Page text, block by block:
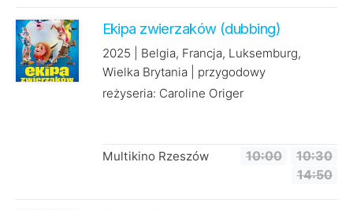
Ekipa zwierzaków (dubbing)
2025 | Belgia, Francja, Luksemburg,
Wielka Brytania | przygodowy
reżyseria: Caroline Origer
Multikino Rzeszów 10:00
10:30
14:50